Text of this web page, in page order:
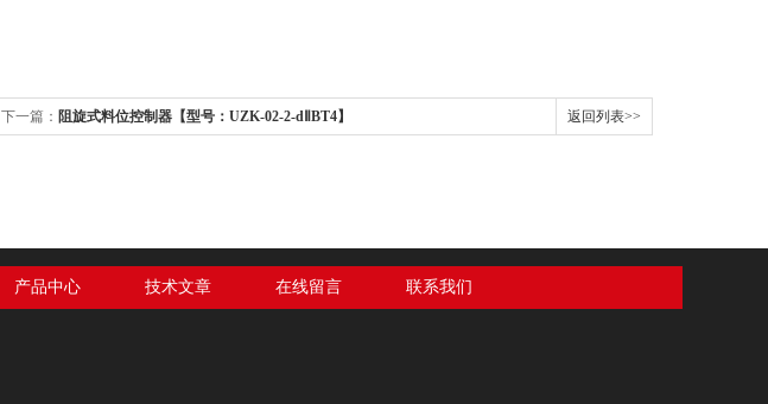
下一篇： 阻旋式料位控制器【型号：UZK-02-2-dⅡBT4】 返回列表>>
产品中心 技术文章 在线留言 联系我们